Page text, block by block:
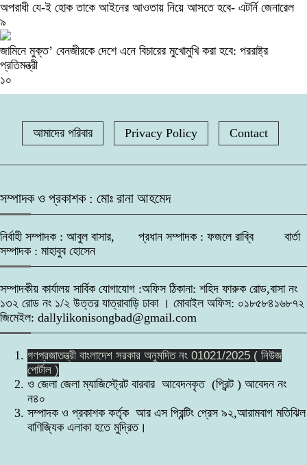
অপরাধী যে-ই হোক তাকে আইনের আওতায় নিয়ে আসতে হবে- এটর্নি জেনারেল
৯
জামিনে মুক্ত’ বেনজীরকে দেশে এনে বিচারের মুখোমুখি করা হবে: পররাষ্ট্র
প্রতিমন্ত্রী
১০
আমাদের পরিবার Privacy Policy Contact
সম্পাদক ও প্রকাশক : মোঃ রানা আহমেদ
নির্বাহী সম্পাদক : আবুল বাসার, প্রধান সম্পাদক : ফজলে রাব্বি বার্তা
সম্পাদক : মাহাবুব হোসেন
সম্পাদকীয় কার্যালয় সার্বিক যোগাযোগ :অফিস ঠিকানা: শহিদ ফারুক রোড,বাসা নং
১৩২ রোড নং ১/২ উত্তর যাত্রাবাড়ি ঢাকা । মোবাইল অফিস: ০১৮৫৮৪১৬৮৭২
জিমেইল: dallylikonisongbad@gmail.com
গণপ্রজাতন্ত্রী বাংলাদেশ সরকার অনুমদিত নং 01021/2025 ( নিউজ
পোর্টাল )
ও জেলা জেলা ম্যাজিস্ট্রেট বারবার আবেদনকৃত (প্রিন্ট ) আবেদন নং
ন৪০
সম্পাদক ও প্রকাশক কর্তৃক আর এস প্রিন্টিং প্রেস ৯২,আরামবাগ মতিঝিল
বাণিজ্যিক এলাকা হতে মুদ্রিত।